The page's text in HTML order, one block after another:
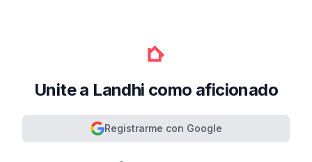
Unite a Landhi como aficionado
Registrarme con Google